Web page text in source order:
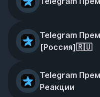
Telegram
[Россия]🇷🇺
Telegram
Реакции